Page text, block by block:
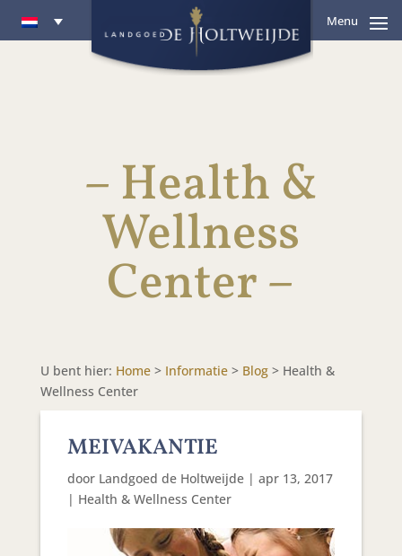
Menu
– Health &
Wellness
Center –
U bent hier: Home> Informatie> Blog> Health &
Wellness Center
MEIVAKANTIE
door Landgoed de Holtweijde| apr 13, 2017
| Health & Wellness Center